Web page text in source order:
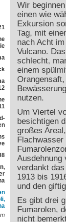
Wir
einen wie
Exkursion
Tag, mit
nach Acht
Vulcano.
schlecht,
einem
nutzen.
Um Viertel
besichtigen
großes
Ausdehnung
verdankt
1913 bis
und den
Es gibt drei
Fumarolen,
nicht